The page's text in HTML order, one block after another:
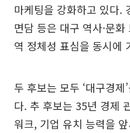
마케팅을 강화하고 있다.
면담 등은 대구 역사·문
역 정체성 표심을 동시에
두 후보는 모두 ‘대구경
다. 추 후보는 35년 경제
워크, 기업 유치 능력을